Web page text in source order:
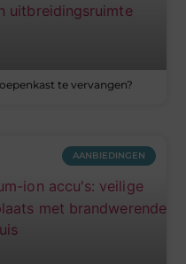
te vervangen?
AANBIEDINGEN